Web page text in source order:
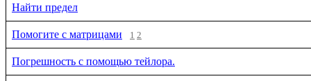
Найти предел
Помогите с матрицами
1 2
Погрешность с помощью тейлора.